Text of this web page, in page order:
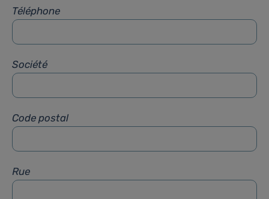
Téléphone
Société
Code postal
Rue